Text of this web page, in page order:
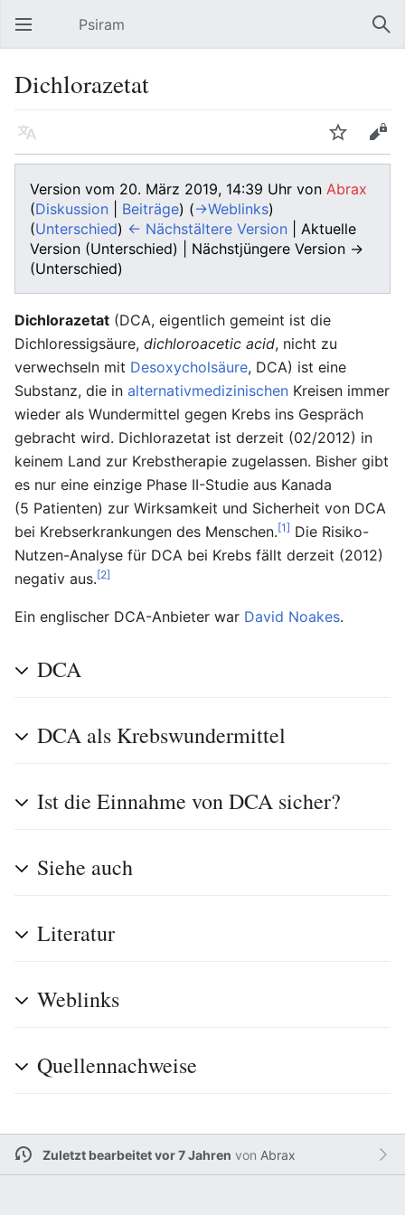
Hauptmenü öffnen Psiram
Dichlorazetat
Sprache Beobachten Bearbeiten
Version vom 20. März 2019, 14:39 Uhr von Abrax
(Diskussion Beiträge) (→‎Weblinks)
(Unterschied) ← Nächstältere Version | Aktuelle
Version (Unterschied) | Nächstjüngere Version →
(Unterschied)
Dichlorazetat (DCA, eigentlich gemeint ist die
Dichloressigsäure, dichloroacetic acid, nicht zu
verwechseln mit Desoxycholsäure, DCA) ist eine
Substanz, die in alternativmedizinischen Kreisen immer
wieder als Wundermittel gegen Krebs ins Gespräch
gebracht wird. Dichlorazetat ist derzeit (02/2012) in
keinem Land zur Krebstherapie zugelassen. Bisher gibt
es nur eine einzige Phase II-Studie aus Kanada
(5 Patienten) zur Wirksamkeit und Sicherheit von DCA
bei Krebserkrankungen des Menschen.[1] Die Risiko-
Nutzen-Analyse für DCA bei Krebs fällt derzeit (2012)
negativ aus.[2]
Ein englischer DCA-Anbieter war David Noakes.
DCA
DCA als Krebswundermittel
Ist die Einnahme von DCA sicher?
Siehe auch
Literatur
Weblinks
Quellennachweise
Zuletzt bearbeitet vor 7 Jahren von Abrax